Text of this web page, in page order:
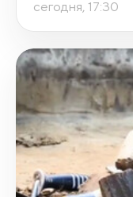
сегодня, 17:30